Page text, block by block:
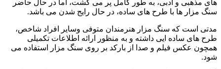
های مذهبی و ادبی، به طور کامل پر می گشت، اما در حال حاضر
سنگ مزار ها با طرح های ساده، در حال رایج شدن می باشد.
مدتی است که سنگ مزار هنرمندان متوفی وسایر افراد شاخص،
طرح های ساده ایی داشته و به منظور ارائه اطلاعات تکمیلی
همچون عکس فیلم و صدا از بارکد بر روی سنگ مزار استفاده می
شود.